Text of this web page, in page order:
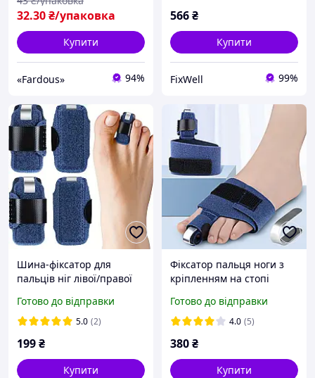
32.30₴/упаковка
Купити
«Fardous» 94%
566₴
Купити
FixWell 99%
Шина-фіксатор для
пальців ніг лівої/правої
ударів, розтягнень,
звищувач. кріплення L, 1
Готово до відправки
5.0 (2)
199₴
Купити
Фіксатор пальця ноги з
кріпленням на стопі
Готово до відправки
4.0 (5)
380₴
Купити